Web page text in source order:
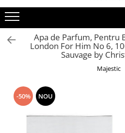
Reducere 20% la achizitionarea a
minimum 3 produse identice
Oferte
Balsam Rufe
Balsam Lichid Rufe
Servetele parfumate rufe
Apa de Parfum, Pentru
London For Him No 6,
Sauvage by
Majestic
-50% NOU